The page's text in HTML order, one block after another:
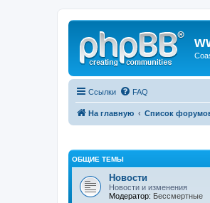
Ссылки FAQ
На главную Список
ОБЩИЕ ТЕМЫ
Новости
Новости и изменения
Модератор: Бессмертные